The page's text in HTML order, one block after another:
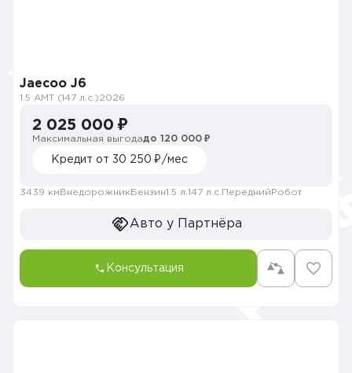
Jaecoo J6
1.5 AMT (147 л.с.)2026
2 025 000 ₽
Максимальная выгодадо 120 000 ₽
Кредит от 30 250 ₽/мес
3439 км Внедорожник Бензин1.5 л. 147 л.с. Передний Робот
Авто у Партнёра
Консультация